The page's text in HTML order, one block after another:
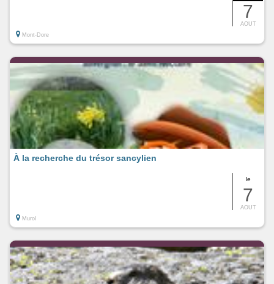
7
AOUT
Mont-Dore
le
7
AOUT
À la recherche du trésor sancylien
Murol